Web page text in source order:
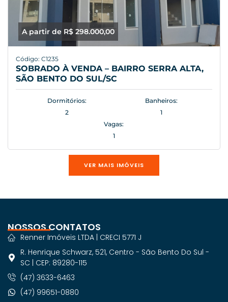
A partir de R$ 298.000,00
Código: C1235
SOBRADO À VENDA – BAIRRO SERRA ALTA,
SÃO BENTO DO SUL/SC
Dormitórios:
2
Banheiros:
1
Vagas:
1
VER MAIS IMÓVEIS
NOSSOS CONTATOS
Renner Imóveis LTDA | CRECI 5771 J
R. Henrique Schwarz, 521, Centro - São Bento Do Sul -
SC | CEP: 89280-115
(47) 3633-6463
(47) 99651-0880